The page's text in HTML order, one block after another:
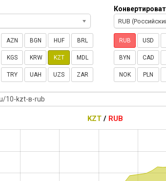
AZN BGN HUF BRL
KGS KRW KZT MDL
TRY UAH UZS ZAR
RUB
RUB USD
BYN CAD
NOK PLN
KZT/ RUB